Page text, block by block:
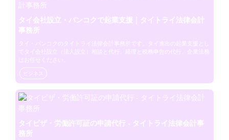
タイ会社設立・バンコクで起業支援｜タイトライ法律会計
事務所
タイ・バンコクのタイトライ法律会計事務所です。タイ進出の起業支援とし
てタイ会社設立（法人設立）相談と代行、経理と税務申告の代行、企業法務
はお任せください。
ビジネス
タイビザ・労働許可証の申請代行 - タイトライ法律会計事
務所